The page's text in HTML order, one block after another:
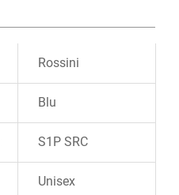
Rossini
Blu
S1P SRC
Unisex